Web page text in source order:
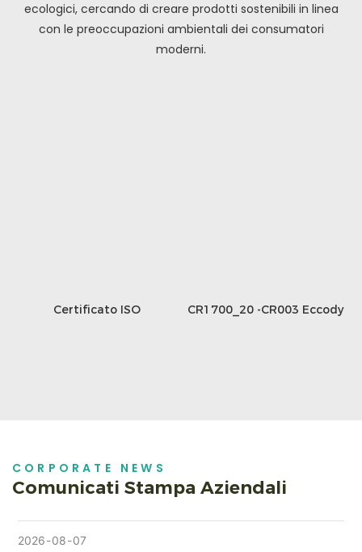
ecologici, cercando di creare prodotti sostenibili in linea
con le preoccupazioni ambientali dei consumatori
moderni.
Certificato ISO CR1700_20 -CR003 Eccody
CORPORATE NEWS
Comunicati Stampa Aziendali
2026 08 07